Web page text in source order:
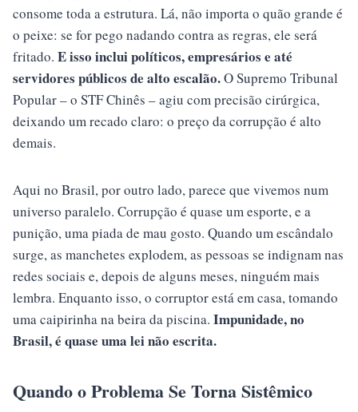
consome toda a estrutura. Lá, não importa o quão grande é
o peixe: se for pego nadando contra as regras, ele será
fritado.E isso inclui políticos, empresários e até
servidores públicos de alto escalão.O Supremo Tribunal
Popular – o STF Chinês – agiu com precisão cirúrgica,
deixando um recado claro: o preço da corrupção é alto
demais.
Aqui no Brasil, por outro lado, parece que vivemos num
universo paralelo. Corrupção é quase um esporte, e a
punição, uma piada de mau gosto. Quando um escândalo
surge, as manchetes explodem, as pessoas se indignam nas
redes sociais e, depois de alguns meses, ninguém mais
lembra. Enquanto isso, o corruptor está em casa, tomando
uma caipirinha na beira da piscina.Impunidade, no
Brasil, é quase uma lei não escrita.
Quando o Problema Se Torna Sistêmico